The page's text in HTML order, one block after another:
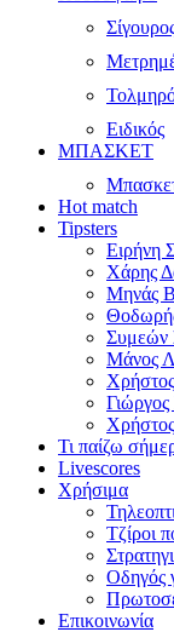
Ειδικός
ΜΠΑΣΚΕΤ
Hot match
Tipsters
Ειρήνη
Χάρης
Μηνάς
Συμεών
Μάνος
Γιώργος
Τι παίζω
Livescores
Χρήσιμα
Τζίροι
Οδηγός
Επικοινωνία